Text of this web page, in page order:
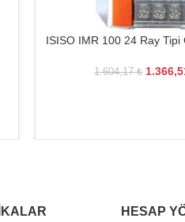
ISISO IMR 100 24 Ray Tipi
1.604,17₺
HESAP